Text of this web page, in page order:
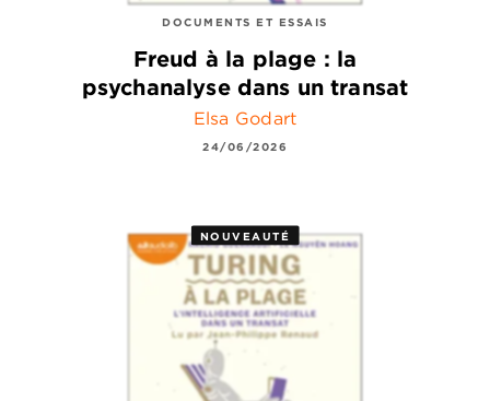
DOCUMENTS ET ESSAIS
Freud à la plage : la
psychanalyse dans un transat
Elsa Godart
24/06/2026
NOUVEAUTÉ